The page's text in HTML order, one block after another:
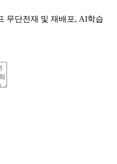
무단전재 및 재배포, AI학습